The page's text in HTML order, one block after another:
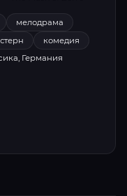
мелодрама
комедия
Германия